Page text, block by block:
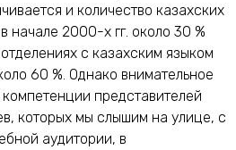
и количество казахских
начале 2000-х гг. около 30 %
с казахским языком
60 %. Однако внимательное
представителей
которых мы слышим на улице, с
аудитории, в